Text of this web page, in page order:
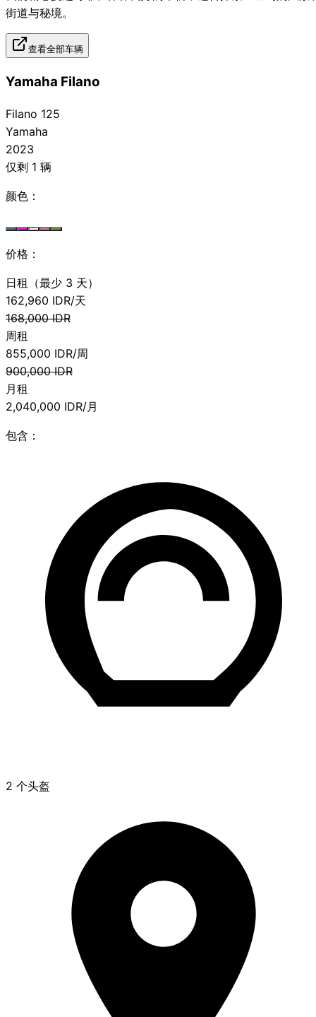
街道与秘境。
查看全部车辆
Yamaha Filano
Filano 125
Yamaha
2023
仅剩 1 辆
颜色：
价格：
日租（最少 3 天）
162,960 IDR/天
168,000 IDR
周租
855,000 IDR/周
900,000 IDR
月租
2,040,000 IDR/月
包含：
2 个头盔